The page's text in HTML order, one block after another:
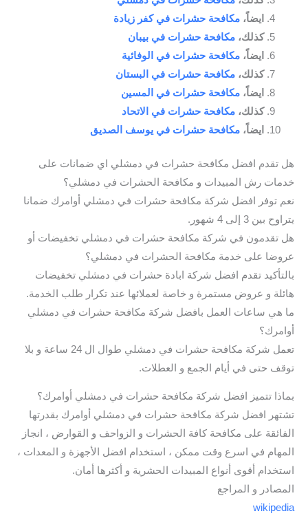
ايضاً، مكافحة حشرات في كفر زيادة
كذلك، مكافحة حشرات في بيبان
ايضاً، مكافحة حشرات في الوفائية
كذلك، مكافحة حشرات في البستان
ايضاً، مكافحة حشرات في المسين
كذلك، مكافحة حشرات في الاتحاد
ايضاً، مكافحة حشرات في يوسف الصديق
هل تقدم افضل مكافحة حشرات في دمشلي اي ضمانات على
خدمات رش المبيدات و مكافحة الحشرات في دمشلي؟
نعم توفر افضل شركة مكافحة حشرات في دمشلي أوامرك ضمانا
يتراوح بين 3 إلى 4 شهور.
هل تقدمون في شركة مكافحة حشرات في دمشلي تخفيضات أو
عروضا على خدمة مكافحة الحشرات في دمشلي؟
بالتأكيد تقدم افضل شركة ابادة حشرات في دمشلي تخفيضات
هائلة و عروض مستمرة و خاصة لعملائها عند تكرار طلب الخدمة.
ما هي ساعات العمل بافضل شركة مكافحة حشرات في دمشلي
أوامرك؟
تعمل شركة مكافحة حشرات في دمشلي طوال ال 24 ساعة و بلا
توقف حتى في أيام الجمع و العطلات.
بماذا تتميز افضل شركة مكافحة حشرات في دمشلي أوامرك؟
تشتهر افضل شركة مكافحة حشرات في دمشلي أوامرك بقدرتها
الفائقة على مكافحة كافة الحشرات و الزواحف و القوارض ، انجاز
المهام في اسرع وقت ممكن ، استخدام افضل الأجهزة و المعدات ،
استخدام أقوى أنواع المبيدات الحشرية و أكثرها أمان.
المصادر و المراجع
wikipedia